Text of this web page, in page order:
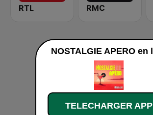
RTL RMC
TELECHARGER APP